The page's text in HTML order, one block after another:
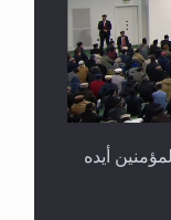
أيده